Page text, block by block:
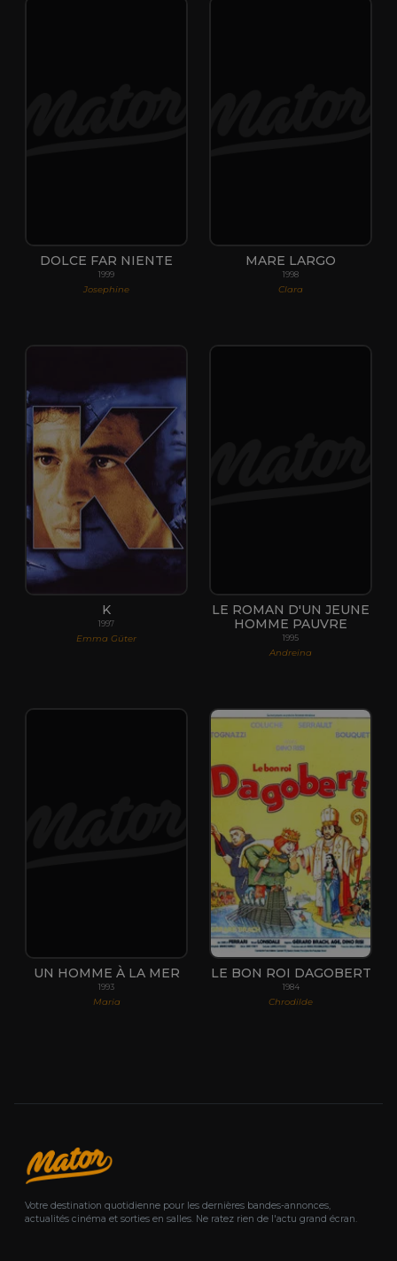
DOLCE FAR NIENTE
1999
Josephine
MARE LARGO
1998
Clara
K
1997
Emma Güter
LE ROMAN D'UN JEUNE
HOMME PAUVRE
1995
Andreina
UN HOMME À LA MER
1993
Maria
LE BON ROI DAGOBERT
1984
Chrodilde
Votre destination quotidienne pour les dernières bandes-annonces,
actualités cinéma et sorties en salles. Ne ratez rien de l'actu grand écran.